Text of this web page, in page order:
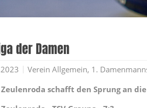
der Damen
Verein Allgemein, 1.
Zeulenroda schafft den Sprung an